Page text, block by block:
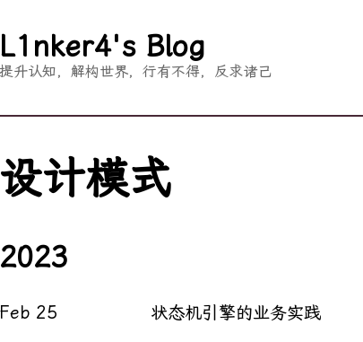
L1nker4's Blog
提升认知，解构世界，行有不得，反求诸己
设计模式
2023
Feb 25 状态机引擎的业务实践